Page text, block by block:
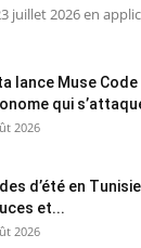
juillet 2026 en
lance Muse Code
qui
2026
d’été en
et...
2026